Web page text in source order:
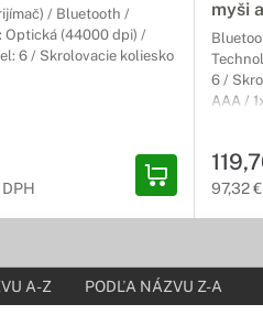
pohodlné a rýchle písanie za
pracovného stola. Okrem toho
/ Bluetooth /
Optická (44000 dpi) /
6 / Skrolovacie koliesko
myši
6 /
AAA /
97,32
A-Z PODĽA NÁZVU Z-A